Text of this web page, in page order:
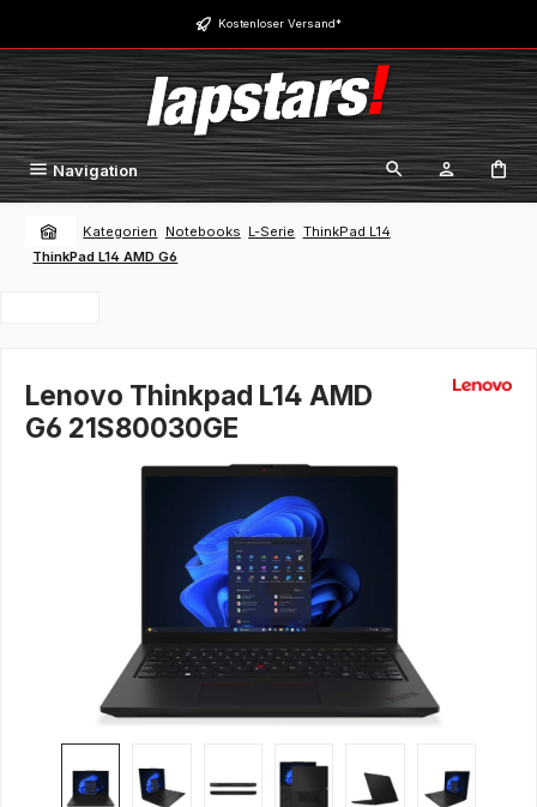
Zum Hauptinhalt springen Kostenloser Versand*
Navigation
Kategorien Notebooks L-Serie ThinkPad L14
ThinkPad L14 AMD G6
Lenovo Thinkpad L14 AMD
G6 21S80030GE
Bildergalerie überspringen